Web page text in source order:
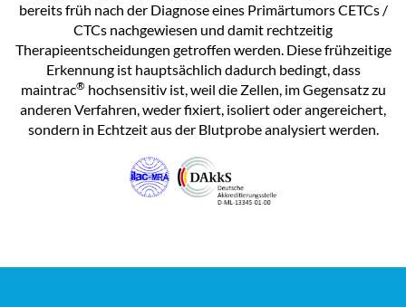
bereits früh nach der Diagnose eines Primärtumors CETCs /
CTCs nachgewiesen und damit rechtzeitig
Therapieentscheidungen getroffen werden. Diese frühzeitige
Erkennung ist hauptsächlich dadurch bedingt, dass
maintrac®hochsensitiv ist, weil die Zellen, im Gegensatz zu
anderen Verfahren, weder fixiert, isoliert oder angereichert,
sondern in Echtzeit aus der Blutprobe analysiert werden.